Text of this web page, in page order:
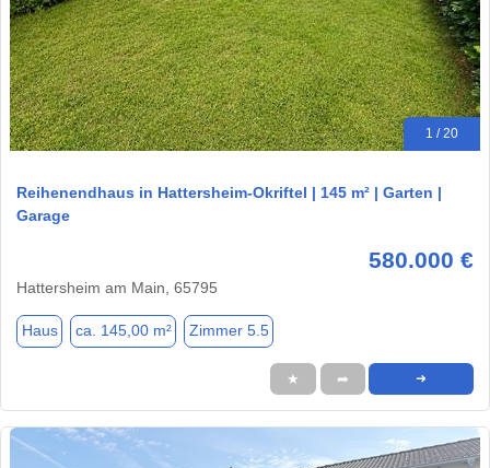
1 / 20
Reihenendhaus in Hattersheim-Okriftel | 145 m² | Garten |
Garage
580.000 €
Hattersheim am Main, 65795
Haus ca. 145,00 m² Zimmer 5.5
★ ➦ ➜